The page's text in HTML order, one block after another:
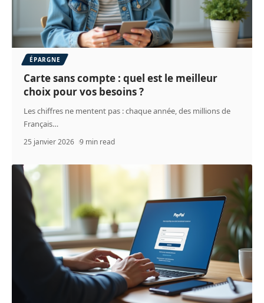
ÉPARGNE
Carte sans compte : quel est le meilleur
choix pour vos besoins ?
Les chiffres ne mentent pas : chaque année, des millions de
Français…
25 janvier 2026 9 min read